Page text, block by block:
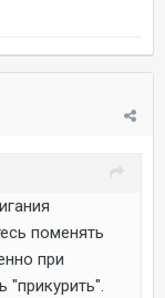
поменять
при